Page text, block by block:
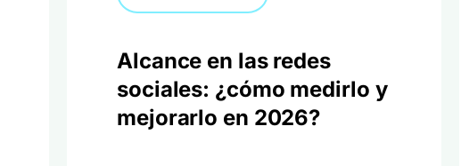
Alcance en las redes
sociales: ¿cómo medirlo y
mejorarlo en 2026?